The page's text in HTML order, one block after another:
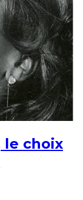
le choix